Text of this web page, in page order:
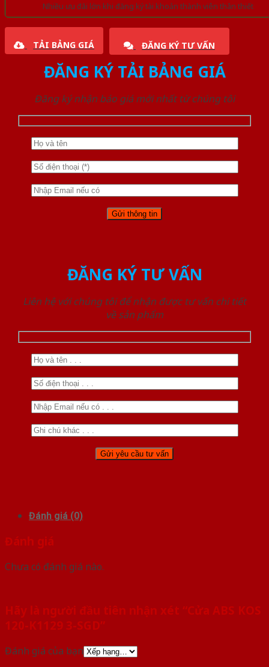
Nhiều ưu đãi lớn khi đăng ký tài khoản thành viên thân thiết
TẢI BẢNG GIÁ ĐĂNG KÝ TƯ VẤN
ĐĂNG KÝ TẢI BẢNG GIÁ
Đăng ký nhận báo giá mới nhất từ chúng tôi
ĐĂNG KÝ TƯ VẤN
Liên hệ với chúng tôi để nhận được tư vấn chi tiết
về sản phẩm
Đánh giá (0)
Đánh giá
Chưa có đánh giá nào.
Hãy là người đầu tiên nhận xét “Cửa ABS KOS
120-K1129 3-SGD”
Đánh giá của bạn